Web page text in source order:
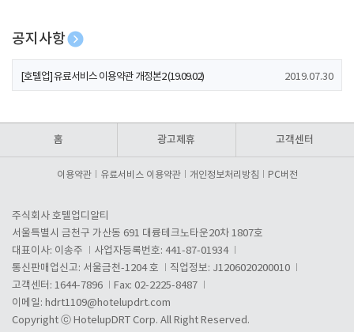
공지사항
[호텔업] 개인정보 처리방침 개정본1 (19.09.02)
[호텔업] 유료서비스 이용약관 개정본2 (19.09.02) 2019.07.30
홈 광고제휴 고객센터
이용약관 유료서비스 이용약관 개인정보처리방침 PC버전
주식회사 호텔업디알티
서울특별시 금천구 가산동 691 대륭테크노타운20차 1807호
대표이사: 이송주
사업자등록번호: 441-87-01934
통신판매업신고: 서울금천-1204 호
직업정보: J1206020200010
고객센터: 1644-7896
Fax: 02-2225-8487
이메일: hdrt1109@hotelupdrt.com
Copyright ⓒ HotelupDRT Corp. All Right Reserved.